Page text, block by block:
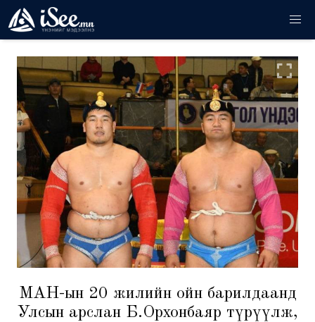
МҮАН-ын 20 жилийн ойн барилдаанд
Улсын арслан Б.Орхонбаяр түрүүлж,